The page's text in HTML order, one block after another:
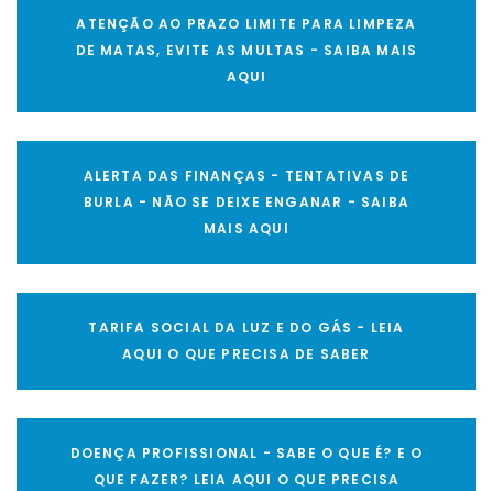
ATENÇÃO AO PRAZO LIMITE PARA LIMPEZA
DE MATAS, EVITE AS MULTAS - SAIBA MAIS
AQUI
ALERTA DAS FINANÇAS - TENTATIVAS DE
BURLA - NÃO SE DEIXE ENGANAR - SAIBA
MAIS AQUI
TARIFA SOCIAL DA LUZ E DO GÁS - LEIA
AQUI O QUE PRECISA DE SABER
DOENÇA PROFISSIONAL - SABE O QUE É? E O
QUE FAZER? LEIA AQUI O QUE PRECISA